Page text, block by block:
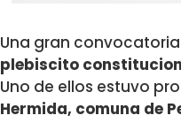
Una gran
plebiscito
Uno de ellos estuvo
Hermida, comuna de